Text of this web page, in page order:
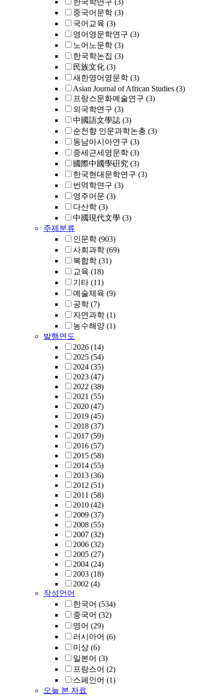
한국학연구 (3)
중국어문학 (3)
국어교육 (3)
영어영문학연구 (3)
노어노문학 (3)
한국학논집 (3)
民族文化 (3)
새한영어영문학 (3)
Asian Journal of African Studies (3)
프랑스문화예술연구 (3)
외국학연구 (3)
中國語文學誌 (3)
순천향 인문과학논총 (3)
동남아시아연구 (3)
중세근세영문학 (3)
國際中國學硏究 (3)
한국현대문학연구 (3)
번역학연구 (3)
영주어문 (3)
다산학 (3)
中國現代文學 (3)
주제분류
인문학 (903)
사회과학 (69)
복합학 (31)
교육 (18)
기타 (11)
예술체육 (9)
공학 (7)
자연과학 (1)
농수해양 (1)
발행연도
2026 (14)
2025 (54)
2024 (35)
2023 (47)
2022 (38)
2021 (55)
2020 (47)
2019 (45)
2018 (37)
2017 (59)
2016 (57)
2015 (58)
2014 (55)
2013 (36)
2012 (51)
2011 (58)
2010 (42)
2009 (37)
2008 (55)
2007 (32)
2006 (32)
2005 (27)
2004 (24)
2003 (18)
2002 (4)
작성언어
한국어 (534)
중국어 (32)
영어 (29)
러시아어 (6)
미상 (6)
일본어 (3)
프랑스어 (2)
스페인어 (1)
오늘 본 자료